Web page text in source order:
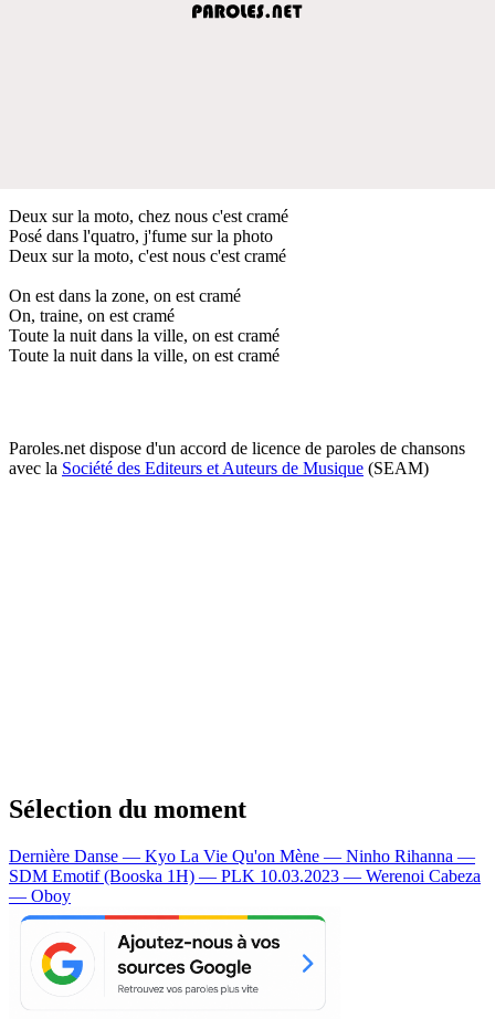
Deux sur la moto, chez nous c'est cramé
Posé dans l'quatro, j'fume sur la photo
Deux sur la moto, c'est nous c'est cramé
On est dans la zone, on est cramé
On, traine, on est cramé
Toute la nuit dans la ville, on est cramé
Toute la nuit dans la ville, on est cramé
Paroles.net dispose d'un accord de licence de paroles de chansons
avec la Société des Editeurs et Auteurs de Musique (SEAM)
Sélection du moment
Dernière Danse — Kyo La Vie Qu'on Mène — Ninho Rihanna —
SDM Emotif (Booska 1H) — PLK 10.03.2023 — Werenoi Cabeza
— Oboy